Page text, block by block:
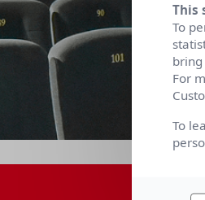
This
To
For
To